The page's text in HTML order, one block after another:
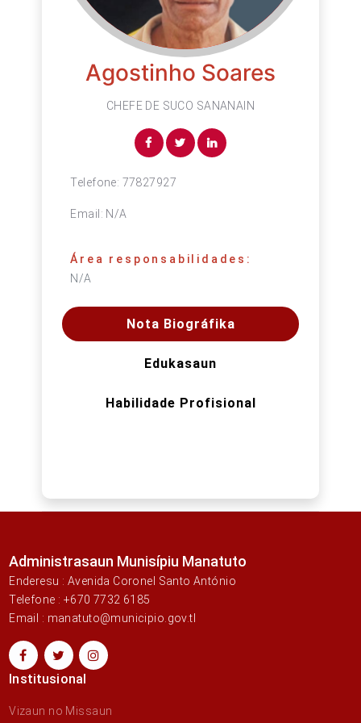
Agostinho Soares
CHEFE DE SUCO SANANAIN
Telefone: 77827927
Email: N/A
Área responsabilidades:
N/A
Nota Biográfika
Edukasaun
Habilidade Profisional
Administrasaun Munisípiu Manatuto
Enderesu : Avenida Coronel Santo António
Telefone : +670 7732 6185
Email : manatuto@municipio.gov.tl
Institusional
Vizaun no Missaun